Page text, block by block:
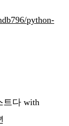
python-
트다 with